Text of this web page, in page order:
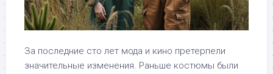
За последние сто лет мода и кино претерпели
значительные изменения. Раньше костюмы были